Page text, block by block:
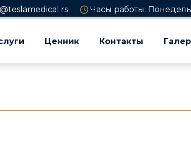
Часы работы:
Ценник Контакты